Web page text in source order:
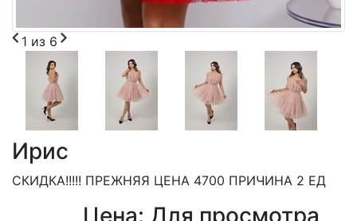
1 из 6
Ирис
СКИДКА!!!!! ПРЕЖНЯЯ ЦЕНА 4700 ПРИЧИНА 2 ЕД
Цена: Для просмотра